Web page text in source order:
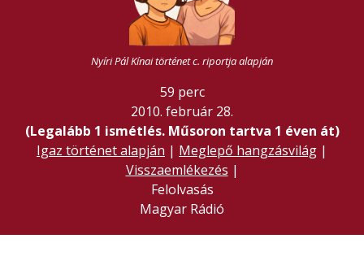
Nyíri Pál Kínai történet c. riportja alapján
59 perc
2010. február 28.
(Legalább 1 ismétlés. Műsoron tartva 1 éven át)
Igaz történet alapján | Meglepő hangzásvilág |
Visszaemlékezés |
Felolvasás
Magyar Rádió